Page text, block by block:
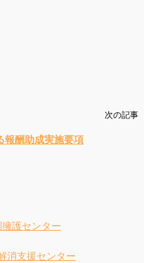
次の記事
報酬助成実施要項